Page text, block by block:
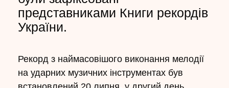
представниками Книги рекордів
України.
Рекорд з наймасовішого виконання мелодії
на ударних музичних інструментах був